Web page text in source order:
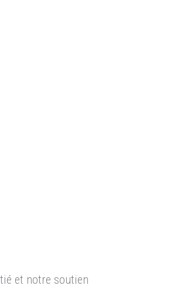
et notre soutien